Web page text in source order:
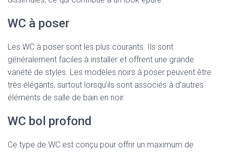
WC à poser
Les WC à poser sont les plus courants. Ils sont
généralement faciles à installer et offrent une grande
variété de styles. Les modèles noirs à poser peuvent être
très élégants, surtout lorsqu’ils sont associés à d’autres
éléments de salle de bain en noir.
WC bol profond
Ce type de WC est conçu pour offrir un maximum de